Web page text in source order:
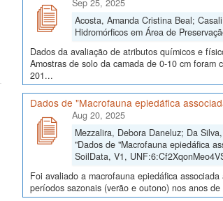
Sep 25, 2025
Acosta, Amanda Cristina Beal;
Hidromórficos em Área de
Dados da avaliação de atributos químicos e
Amostras de solo da camada de 0-10 cm foram
201...
Dados de "Macrofauna epiedáfica
Aug 20, 2025
Mezzalira, Debora Daneluz; Da
"Dados de "Macrofauna epiedáfica
SoilData, V1,
Foi avaliado a macrofauna epiedáfica
períodos sazonais (verão e outono) nos anos